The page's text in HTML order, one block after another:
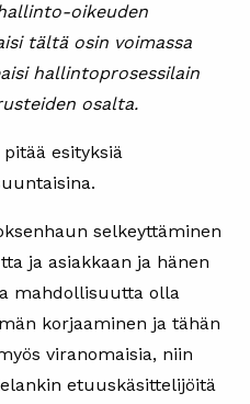
oikeuden
tältä osin voimassa
hallintoprosessilain
osalta.
esityksiä
selkeyttäminen
ja asiakkaan ja hänen
mahdollisuutta olla
korjaaminen ja tähän
viranomaisia, niin
etuuskäsittelijöitä